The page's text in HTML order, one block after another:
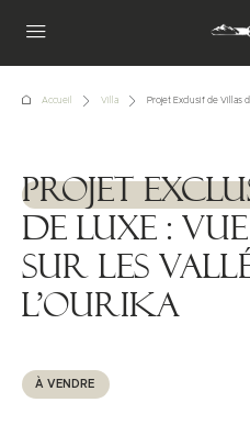
Accueil Villa Projet Exclusif de Villas
Projet
de Luxe :
sur les
l’Ourika
À VENDRE